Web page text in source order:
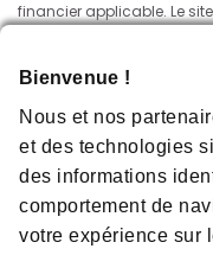
Bienvenue !
Nous et nos
et des technologies
des informations
comportement de
votre expérience sur
financier applicable. Le
site Web ne doit être
relatifs aux valeurs
considérée comme telle.
Droit applicable
Le site et son contenu
légales en vigueur en